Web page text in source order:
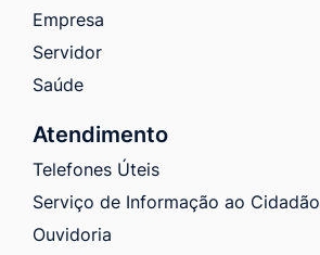
Empresa
Servidor
Saúde
Atendimento
Telefones Úteis
Serviço de Informação ao Cidadão
Ouvidoria